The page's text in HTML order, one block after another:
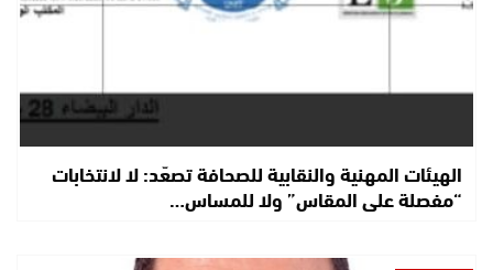
الهيئات المهنية والنقابية للصحافة تصعّد: لا لانتخابات
“مفصلة على المقاس” ولا للمساس…